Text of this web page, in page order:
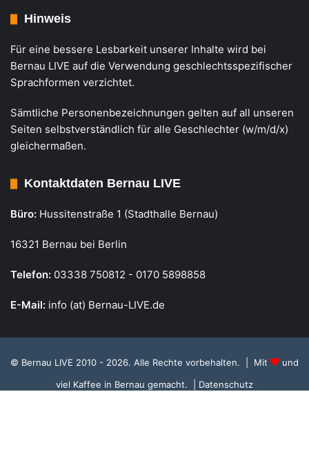
Hinweis
Für eine bessere Lesbarkeit unserer Inhalte wird bei
Bernau LIVE auf die Verwendung geschlechtsspezifischer
Sprachformen verzichtet.
Sämtliche Personenbezeichnungen gelten auf all unseren
Seiten selbstverständlich für alle Geschlechter (w/m/d/x)
gleichermaßen.
Kontaktdaten Bernau LIVE
Büro: Hussitenstraße 1 (Stadthalle Bernau)
16321 Bernau bei Berlin
Telefon: 03338 750812 - 0170 5898858
E-Mail: info (at) Bernau-LIVE.de
© Bernau LIVE 2010 - 2026. Alle Rechte vorbehalten. | Mit
und
viel Kaffee in Bernau gemacht.
| Datenschutz